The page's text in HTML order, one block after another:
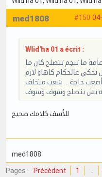
#150
med1808
Wlid'ha 01 a écrit :
ما تنجم تتصلح كان ما
نحكي عالحكام كاهاو لازم
أصعب حاجة ... شعب متخلف
للأسف كلامك صحيح
med1808
Pages : Précédent 1 …